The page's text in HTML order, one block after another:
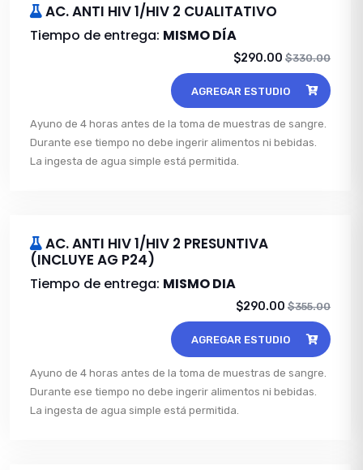
AC. ANTI HIV 1/HIV 2 CUALITATIVO
Tiempo de entrega: MISMO DÍA
$290.00 $330.00
AGREGAR ESTUDIO
Ayuno de 4 horas antes de la toma de muestras de sangre.
Durante ese tiempo no debe ingerir alimentos ni bebidas.
La ingesta de agua simple está permitida.
AC. ANTI HIV 1/HIV 2 PRESUNTIVA
(INCLUYE AG P24)
Tiempo de entrega: MISMO DIA
$290.00 $355.00
AGREGAR ESTUDIO
Ayuno de 4 horas antes de la toma de muestras de sangre.
Durante ese tiempo no debe ingerir alimentos ni bebidas.
La ingesta de agua simple está permitida.